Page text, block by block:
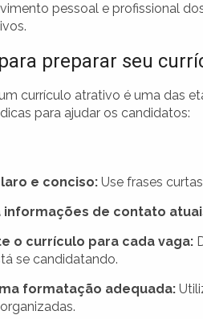
pessoal e profissional
preparar seu
currículo atrativo é uma das
para ajudar os candidatos:
e conciso: Use frases
informações de contato
o currículo para cada vaga:
se candidatando.
formatação adequada: